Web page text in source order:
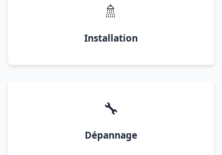
🚿
Installation
🔧
Dépannage